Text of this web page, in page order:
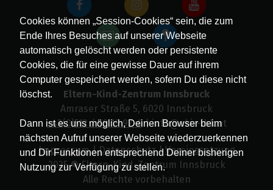
Cookies können „Session-Cookies“ sein, die zum
Ende Ihres Besuches auf unserer Webseite
automatisch gelöscht werden oder persistente
Cookies, die für eine gewisse Dauer auf ihrem
Computer gespeichert werden, sofern Du diese nicht
löschst.
Dann ist es uns möglich, Deinen Browser beim
nächsten Aufruf unserer Webseite wiederzuerkennen
und Dir Funktionen entsprechend Deiner bisherigen
Nutzung zur Verfügung zu stellen.
Eltern-Kind-Zentrum Innsbruck
Amraser Straße 5, 6020 Innsbruck
+43(0)512 / 58 19 97-0| info@ekiz-ibk.at
Impressum|Datenschutz|Vereinssatzung
2025 © Eltern-Kind-Zentrum Innsbruck
Alle Rechte vorbehalten